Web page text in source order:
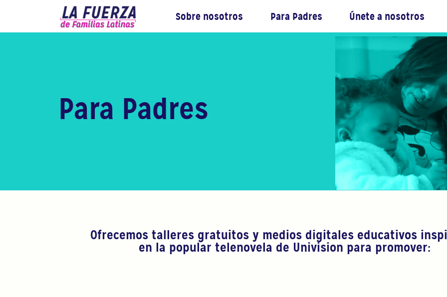
Sobre nosotros Para Padres Únete a nosotros
Para Padres
Ofrecemos talleres gratuitos y medios digitales educativos
en la popular telenovela de Univision para promover: